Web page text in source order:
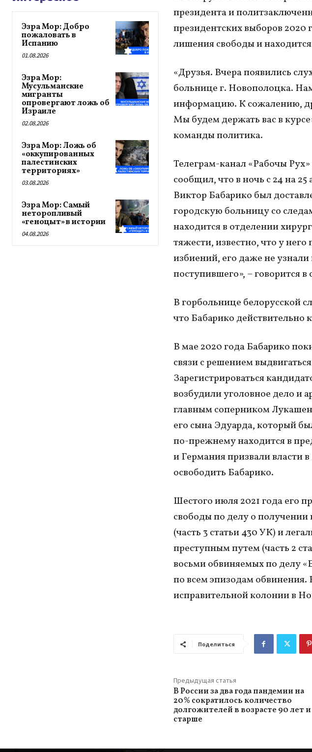
Эзра Мор: Добро
пожаловать в
Испанию
01.08.2026
Эзра Мор:
Мусульманские
мигранты
опровергают ложь об
Израиле
02.08.2026
Эзра Мор: Ложь об
«оккупированных
палестинских
территориях»
03.08.2026
Эзра Мор: Самый
неторопливый
«геноцыт» в истории
04.08.2026
президента и
президентских выборов 2020
лишения свободы и
«Друзья. Вчера появились
больнице г. Новополоцка.
информацию. К сожалению,
Мы будем держать вас в
команды политика.
Телеграм-канал «Рабочы
сообщил, что в ночь с 24 на
Виктор Бабарико был
городскую больницу со
находится в отделении
тяжести, известно, что у
избиений, его даже не
поступившего», – говорится
В горбольнице белорусской
что Бабарико действительно
В мае 2020 года Бабарико
связи с решением
Зарегистрироваться
возбудили уголовное дело и
главным соперником
его сына Эдуарда, который
по-прежнему находится в
и Германия призвали власти
освободить Бабарико.
Шестого июля 2021 года его
свободы по делу о получении
(часть 3 статьи 430 УК) и
преступным путем (часть 2
восьми обвиняемых по делу
по всем эпизодам обвинения.
исправительной колонии в
Поделиться
Предыдущая статья
В России за два года пандемии на
20% сократилось количество
долгожителей в возрасте 90 лет и
старше